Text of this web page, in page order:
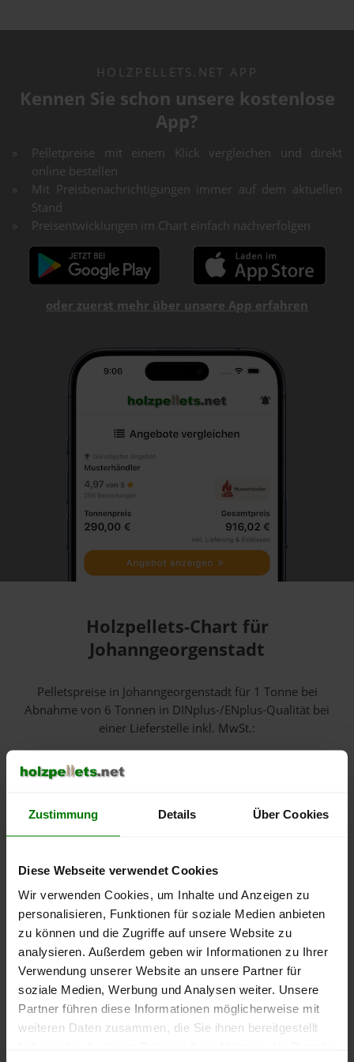
Zustimmung Details Über Cookies
Diese Webseite verwendet Cookies
Wir verwenden Cookies, um Inhalte und Anzeigen zu
personalisieren, Funktionen für soziale Medien anbieten
zu können und die Zugriffe auf unsere Website zu
analysieren. Außerdem geben wir Informationen zu Ihrer
Verwendung unserer Website an unsere Partner für
soziale Medien, Werbung und Analysen weiter. Unsere
Partner führen diese Informationen möglicherweise mit
weiteren Daten zusammen, die Sie ihnen bereitgestellt
HOLZPELLETS.NET APP
Kennen Sie schon unsere kostenlose
App?
Pelletpreise mit einem Klick vergleichen und direkt
online bestellen
Mit Preisbenachrichtigungen immer auf dem aktuellen
Stand
Preisentwicklungen im Chart einfach nachverfolgen
oder zuerst mehr über unsere App erfahren
Holzpellets-Chart für
Johanngeorgenstadt
Pelletspreise in Johanngeorgenstadt für 1 Tonne bei
Abnahmevon 6 Tonnen in DINplus-/ENplus-Qualität bei
einer Lieferstelle inkl. MwSt.:
September
Januar
Mai
250 €
300 €
350 €
500 €
550 €